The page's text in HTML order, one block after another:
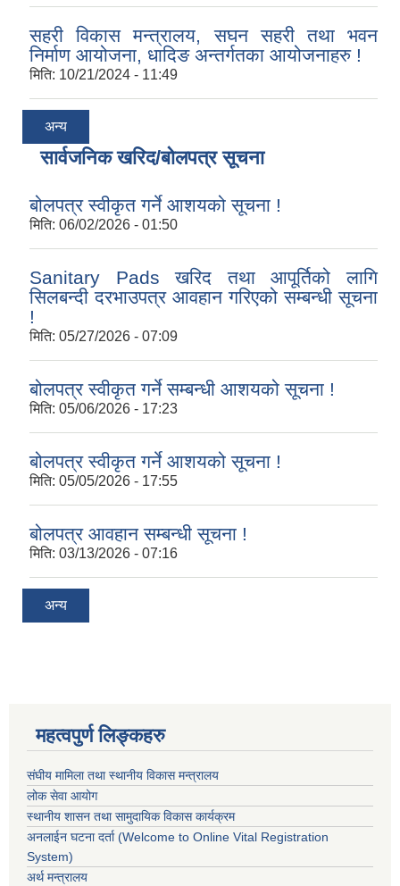
सहरी विकास मन्त्रालय, सघन सहरी तथा भवन
निर्माण आयोजना, धादिङ अन्तर्गतका आयोजनाहरु !
मिति: 10/21/2024 - 11:49
अन्य
सार्वजनिक खरिद/बोलपत्र सूचना
बोलपत्र स्वीकृत गर्ने आशयको सूचना !
मिति: 06/02/2026 - 01:50
Sanitary Pads खरिद तथा आपूर्तिको लागि
सिलबन्दी दरभाउपत्र आवहान गरिएको सम्बन्धी सूचना
!
मिति: 05/27/2026 - 07:09
बोलपत्र स्वीकृत गर्ने सम्बन्धी आशयको सूचना !
मिति: 05/06/2026 - 17:23
बोलपत्र स्वीकृत गर्ने आशयको सूचना !
मिति: 05/05/2026 - 17:55
बोलपत्र आवहान सम्बन्धी सूचना !
मिति: 03/13/2026 - 07:16
अन्य
महत्वपुर्ण लिङ्कहरु
संघीय मामिला तथा स्थानीय विकास मन्त्रालय
लोक सेवा आयोग
स्थानीय शासन तथा सामुदायिक विकास कार्यक्रम
अनलाईन घटना दर्ता (Welcome to Online Vital Registration
System)
अर्थ मन्त्रालय